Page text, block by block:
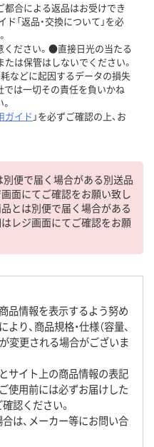
都合による返品はお受けでき
「返品・交換について」を必
ださい。●直接日光の当たる
たは保管はしないでください。
などに起因するデータの損失
は一切その責任を負いかね
ガイド 」を必ずご確認の上、お
便で届く場合がある別送品
面にてご確認をお願い致し
とは別便で届く場合がある
レジ画面にてご確認をお願
品情報を表示するよう努め
り、商品規格・仕様（容量、
変更される場合がございま
サイト上の商品情報の表記
使用前には必ずお届けした
認ください。
は、メーカー等にお問い合